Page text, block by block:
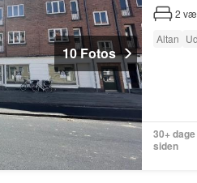
10 Fotos
2
Altan
30+ dage
siden